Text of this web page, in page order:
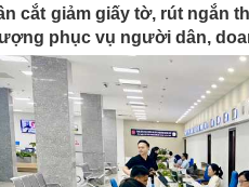
cắt giảm giấy tờ, rút ngắn
phục vụ người dân,